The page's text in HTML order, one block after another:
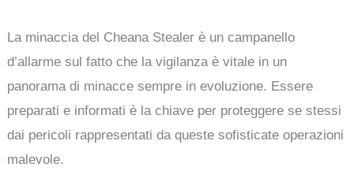
La minaccia del Cheana Stealer è un campanello
d’allarme sul fatto che la vigilanza è vitale in un
panorama di minacce sempre in evoluzione. Essere
preparati e informati è la chiave per proteggere se stessi
dai pericoli rappresentati da queste sofisticate operazioni
malevole.